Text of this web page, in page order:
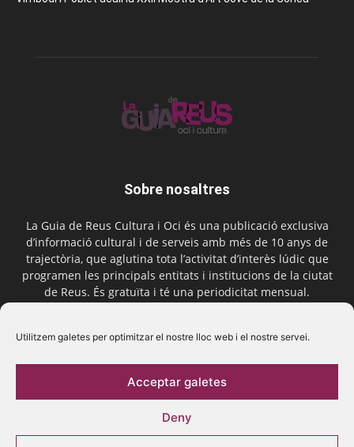
Utilitzem galetes per optimitzar el nostre lloc web i el nostre servei.
Acceptar galetes
Deny
Sobre nosaltres
La Guia de Reus Cultura i Oci és una publicació exclusiva
d’informació cultural i de serveis amb més de 10 anys de
trajectòria, que aglutina tota l’activitat d’interès lúdic que
programen les principals entitats i institucions de la ciutat
de Reus. És gratuïta i té una periodicitat mensual.
Segueix-nos